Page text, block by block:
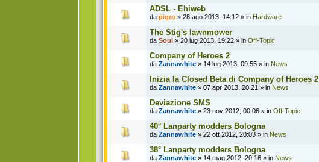
ADSL - Ehiweb
da pigro » 28 ago 2013, 14:12 » in Hardware
The Stig's lawnmower
da Soul » 20 lug 2013, 19:22 » in Off-Topic
Company of Heroes 2
da Zannawhite » 14 lug 2013, 09:55 » in News
Inizia la Closed Beta di Company of Heroes 2
da Zannawhite » 07 apr 2013, 20:21 » in News
Deviazione SMS
da Zannawhite » 23 nov 2012, 00:06 » in Off-Topic
40° Lanparty modders Bologna
da Zannawhite » 22 ott 2012, 20:03 » in News
38° Lanparty modders Bologna
da Zannawhite » 14 mag 2012, 20:16 » in News